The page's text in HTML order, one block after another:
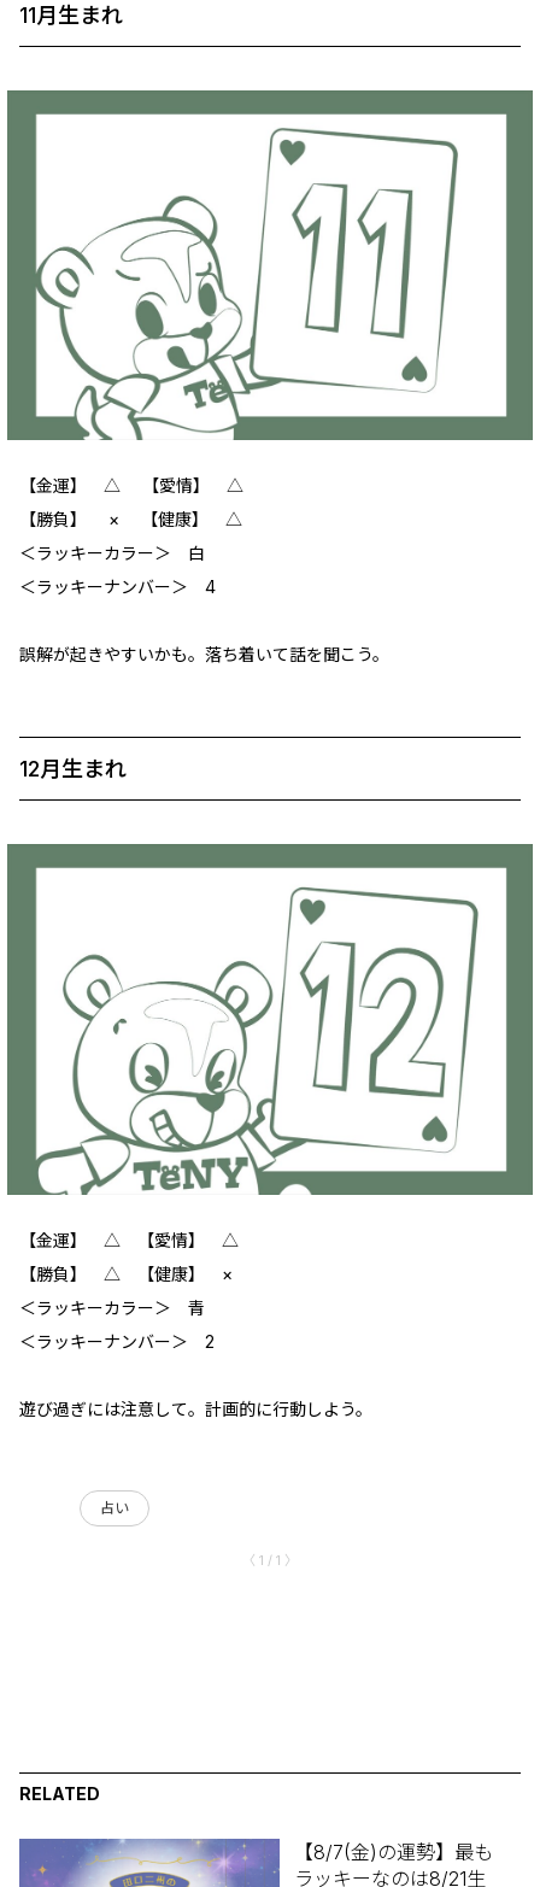
11月生まれ
【金運】 △ 【愛情】 △
【勝負】 × 【健康】 △
‪＜ラッキーカラー＞ 白
＜ラッキーナンバー＞ 4
誤解が起きやすいかも。落ち着いて話を聞こう。
12月生まれ
【金運】 △ 【愛情】 △
【勝負】 △ 【健康】 ×
＜ラッキーカラー＞ 青
＜ラッキーナンバー＞ 2
遊び過ぎには注意して。計画的に行動しよう。
占い
〈 1 / 1 〉
RELATED
【8/7(金)の運勢】最も
ラッキーなのは8/21生